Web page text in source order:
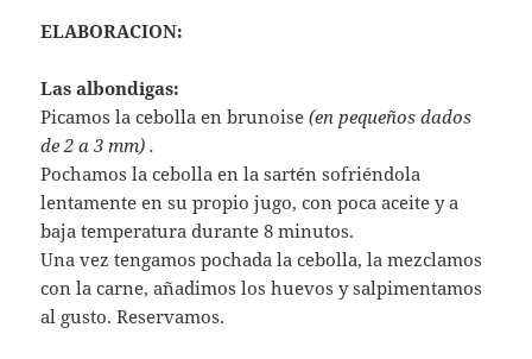
ELABORACION:
Las albondigas:
Picamos la cebolla en brunoise (en pequeños dados
de 2 a 3 mm) .
Pochamos la cebolla en la sartén sofriéndola
lentamente en su propio jugo, con poca aceite y a
baja temperatura durante 8 minutos.
Una vez tengamos pochada la cebolla, la mezclamos
con la carne, añadimos los huevos y salpimentamos
al gusto. Reservamos.